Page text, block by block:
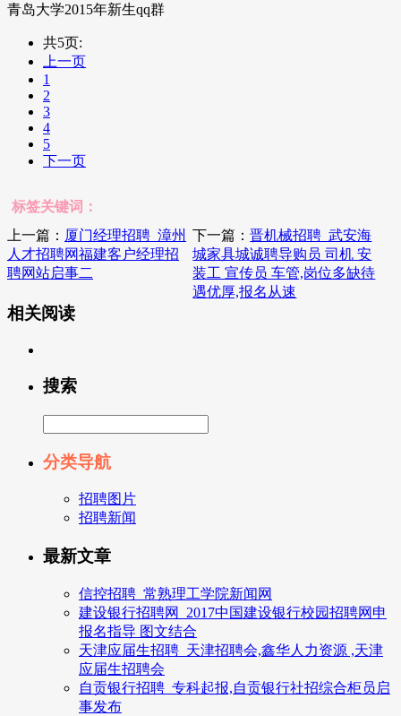
青岛大学2015年新生qq群
共5页:
上一页
1
2
3
4
5
下一页
标签关键词：
上一篇： 厦门经理招聘_漳州
人才招聘网福建客户经理招
聘网站启事二
下一篇：晋机械招聘_武安海
城家具城诚聘导购员 司机 安
装工 宣传员 车管,岗位多缺待
遇优厚,报名从速
相关阅读
搜索
分类导航
招聘图片
招聘新闻
最新文章
信控招聘_常熟理工学院新闻网
建设银行招聘网_2017中国建设银行校园招聘网申
报名指导 图文结合
天津应届生招聘_天津招聘会,鑫华人力资源 ,天津
应届生招聘会
自贡银行招聘_专科起报,自贡银行社招综合柜员启
事发布